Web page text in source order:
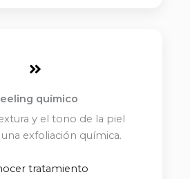
químico
y el tono de la piel
exfoliación química.
tratamiento